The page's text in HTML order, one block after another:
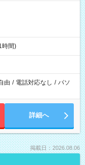
間)
由 / 電話対応なし / パソ
詳細へ
掲載日：2026.08.06